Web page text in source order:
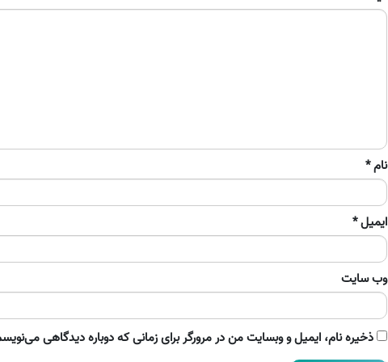
نام*
ایمیل*
وب‌ سایت
ذخیره نام، ایمیل و وبسایت من در مرورگر برای زمانی که دوباره دیدگاهی